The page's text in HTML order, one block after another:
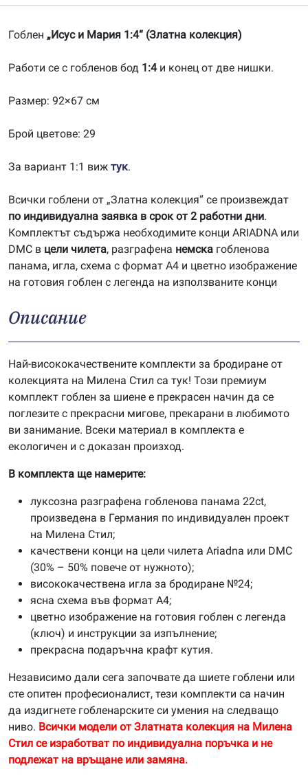
Мария
20090443
Гоблен „Исус и Мария 1:4“ (Златна колекция)
Работи се с гобленов бод 1:4и конец от две нишки.
Размер: 92×67 см
Брой цветове: 29
За вариант 1:1 виж тук.
Всички гоблени от „Златна колекция“ се произвеждат
по индивидуална заявка в срок от 2 работни дни.
Комплектът съдържа необходимите конци ARIADNA или
DMC в цели чилета, разграфена немска гобленова
панама, игла, схема с формат А4 и цветно изображение
на готовия гоблен с легенда на използваните конци
Описание
Най-висококачествените комплекти за бродиране от
колекцията на Милена Стил са тук! Този премиум
комплект гоблен за шиене е прекрасен начин да се
поглезите с прекрасни мигове, прекарани в любимото
ви занимание. Всеки материал в комплекта е
екологичен и с доказан произход.
В комплекта ще намерите:
луксозна разграфена гобленова панама 22ct,
произведена в Германия по индивидуален проект
на Милена Стил;
качествени конци на цели чилета Ariadna или DMC
(30% – 50% повече от нужното);
висококачествена игла за бродиране №24;
ясна схема във формат А4;
цветно изображение на готовия гоблен с легенда
(ключ) и инструкции за изпълнение;
прекрасна подаръчна крафт кутия.
Независимо дали сега започвате да шиете гоблени или
сте опитен професионалист, тези комплекти са начин
да издигнете гобленарските си умения на следващо
ниво. Всички модели от Златната колекция на Милена
Стил се изработват по индивидуална поръчка и не
подлежат на връщане или замяна.